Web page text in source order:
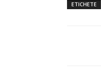
ETICHETE